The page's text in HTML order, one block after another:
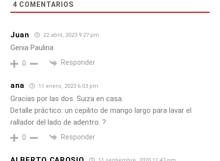
4 COMENTARIOS
Juan 22 abril, 2023 9:27 pm
Genia Paulina
0 Responder
ana 11 enero, 2023 6:03 pm
Gracias por las dos. Suiza en casa.
Detalle práctico: un cepilito de mango largo para lavar el
rallador del lado de adentro. ?
0 Responder